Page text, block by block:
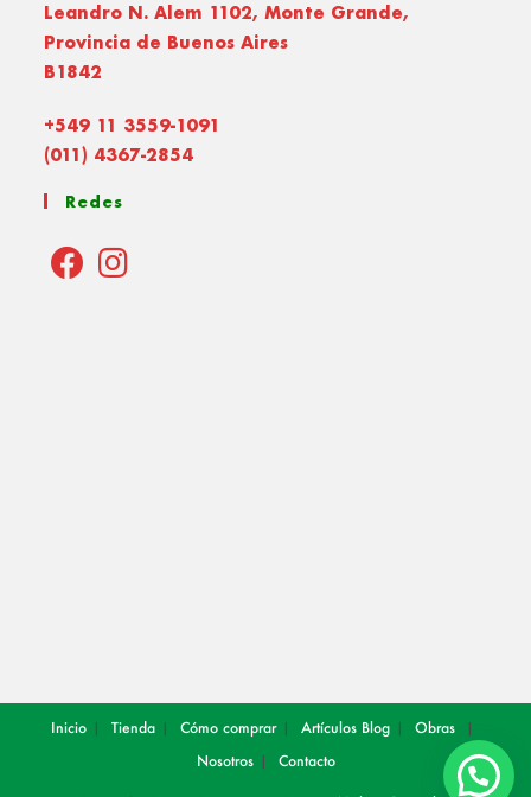
Leandro N. Alem 1102, Monte Grande,
Provincia de Buenos Aires
B1842
+549 11 3559-1091
(011) 4367-2854
Redes
Inicio Tienda Cómo comprar Artículos Blog
Obras
Nosotros
Contacto